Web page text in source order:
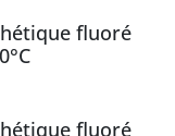
fluoré
fluoré